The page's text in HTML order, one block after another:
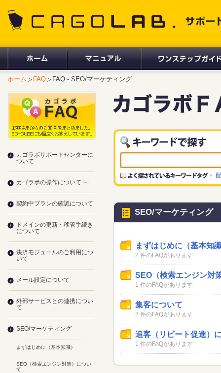
ホーム FAQ FAQ - SEO/マーケティング
SEO/マーケティング
まずはじめに（基本知
2 件のFAQがあります
SEO（検索エンジン対
1 件のFAQがあります
集客について
2 件のFAQがあります
追客（リピート促進）
1 件のFAQがあります
カゴラボサポートセンターに
ついて
カゴラボの操作について
契約中プランの確認について
ドメインの更新・移管手続き
について
決済モジュールのご利用につ
いて
メール設定について
外部サービスとの連携につい
て
SEO/マーケティング
まずはじめに（基本知識）
SEO（検索エンジン対策）につい
て